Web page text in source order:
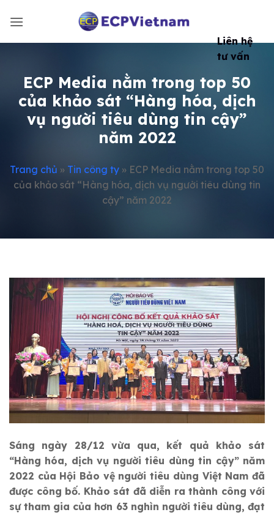
qua
Liên hệ
tư vấn
ECP Media nằm trong top 50
của khảo sát “Hàng hóa, dịch
vụ người tiêu dùng tin cậy”
năm 2022
Trang chủ » Tin công ty » ECP Media nằm trong top 50
của khảo sát “Hàng hóa, dịch vụ người tiêu dùng tin
cậy” năm 2022
Sáng ngày 28/12 vừa qua, kết quả khảo sát
“Hàng hóa, dịch vụ người tiêu dùng tin cậy” năm
2022 của Hội Bảo vệ người tiêu dùng Việt Nam đã
được công bố. Khảo sát đã diễn ra thành công với
sự tham gia của hơn 63 nghìn người tiêu dùng, đạt